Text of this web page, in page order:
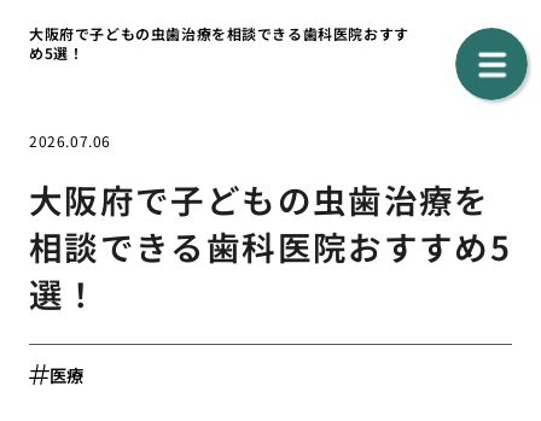
大阪府で子どもの虫歯治療を相談できる歯科医院おすす
め5選！
2026.07.06
大阪府で子どもの虫歯治療を
相談できる歯科医院おすすめ5
選！
医療